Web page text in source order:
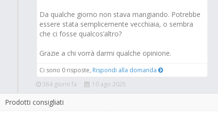
Da qualche giorno non stava mangiando. Potrebbe
essere stata semplicemente vecchiaia, o sembra
che ci fosse qualcos’altro?
Grazie a chi vorrà darmi qualche opinione.
Ci sono 0 risposte, Rispondi alla domanda
364 giorni fa
10 ago 2025
Prodotti consigliati